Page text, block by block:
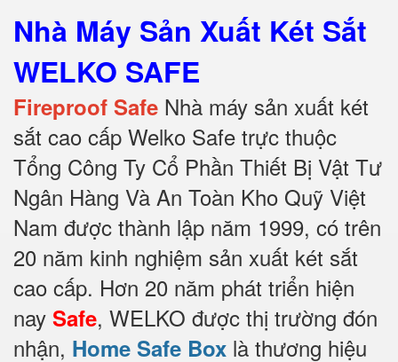
Nhà Máy Sản Xuất Két Sắt
WELKO SAFE
Fireproof Safe Nhà máy sản xuất két
sắt cao cấp Welko Safe trực thuộc
Tổng Công Ty Cổ Phần Thiết Bị Vật Tư
Ngân Hàng Và An Toàn Kho Quỹ Việt
Nam được thành lập năm 1999, có trên
20 năm kinh nghiệm sản xuất két sắt
cao cấp. Hơn 20 năm phát triển hiện
nay Safe, WELKO được thị trường đón
nhận, Home Safe Box là thương hiệu